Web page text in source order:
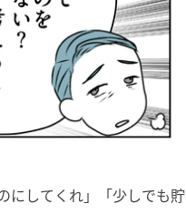
にしてくれ」「少しでも貯